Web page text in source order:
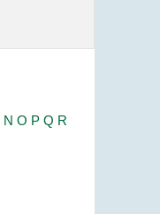
N O P Q R